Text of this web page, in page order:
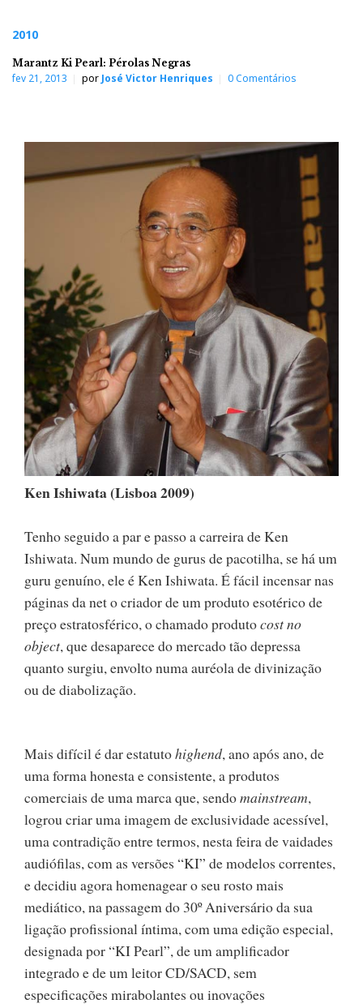
2010
Marantz Ki Pearl: Pérolas Negras
fev 21, 2013 por José Victor Henriques 0 Comentários
Ken Ishiwata (Lisboa 2009)
Tenho seguido a par e passo a carreira de Ken
Ishiwata. Num mundo de gurus de pacotilha, se há um
guru genuíno, ele é Ken Ishiwata. É fácil incensar nas
páginas da net o criador de um produto esotérico de
preço estratosférico, o chamado produtocost no
object, que desaparece do mercado tão depressa
quanto surgiu, envolto numa auréola de divinização
ou de diabolização.
Mais difícil é dar estatutohighend, ano após ano, de
uma forma honesta e consistente, a produtos
comerciais de uma marca que, sendomainstream,
logrou criar uma imagem de exclusividade acessível,
uma contradição entre termos, nesta feira de vaidades
audiófilas, com as versões “KI” de modelos correntes,
e decidiu agora homenagear o seu rosto mais
mediático, na passagem do 30º Aniversário da sua
ligação profissional íntima, com uma edição especial,
designada por “KI Pearl”, de um amplificador
integrado e de um leitor CD/SACD, sem
especificações mirabolantes ou inovações